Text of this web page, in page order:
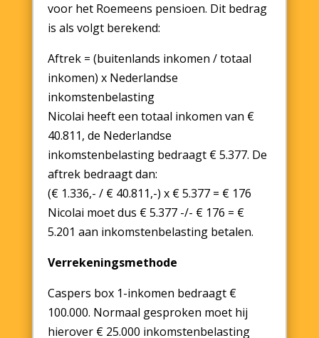
voor het Roemeens pensioen. Dit bedrag
is als volgt berekend:
Aftrek = (buitenlands inkomen / totaal
inkomen) x Nederlandse
inkomstenbelasting
Nicolai heeft een totaal inkomen van €
40.811, de Nederlandse
inkomstenbelasting bedraagt € 5.377. De
aftrek bedraagt dan:
(€ 1.336,- / € 40.811,-) x € 5.377 = € 176
Nicolai moet dus € 5.377 -/- € 176 = €
5.201 aan inkomstenbelasting betalen.
Verrekeningsmethode
Caspers box 1-inkomen bedraagt €
100.000. Normaal gesproken moet hij
hierover € 25.000 inkomstenbelasting